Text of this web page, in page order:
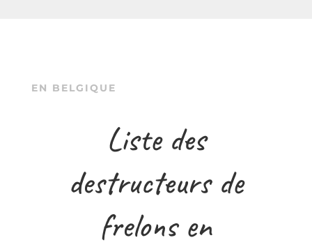
EN BELGIQUE
Liste des
destructeurs de
frelons en